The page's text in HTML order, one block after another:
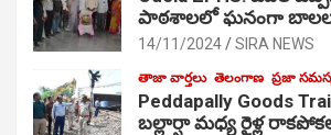
పాఠ‌శాల‌లో ఘనంగా బాలల
14/11/2024 SIRA NEWS
తాజా వార్తలు తెలంగాణ ప్రజా
Peddapally Goods
బల్లార్షా మధ్య రైళ్ల